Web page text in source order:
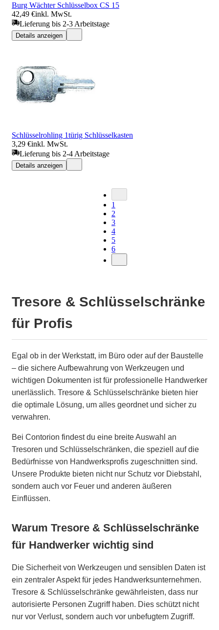
Burg Wächter Schlüsselbox CS 15
42,49 €inkl. MwSt.
Lieferung bis 2-3 Arbeitstage
Details anzeigen
Schlüsselrohling 1türig Schlüsselkasten
3,29 €inkl. MwSt.
Lieferung bis 2-4 Arbeitstage
Details anzeigen
1
2
3
4
5
6
Tresore & Schlüsselschränke
für Profis
Egal ob in der Werkstatt, im Büro oder auf der Baustelle
– die sichere Aufbewahrung von Werkzeugen und
wichtigen Dokumenten ist für professionelle Handwerker
unerlässlich. Tresore & Schlüsselschränke bieten hier
die optimale Lösung, um alles geordnet und sicher zu
verwahren.
Bei Contorion findest du eine breite Auswahl an
Tresoren und Schlüsselschränken, die speziell auf die
Bedürfnisse von Handwerksprofis zugeschnitten sind.
Unsere Produkte bieten nicht nur Schutz vor Diebstahl,
sondern auch vor Feuer und anderen äußeren
Einflüssen.
Warum Tresore & Schlüsselschränke
für Handwerker wichtig sind
Die Sicherheit von Werkzeugen und sensiblen Daten ist
ein zentraler Aspekt für jedes Handwerksunternehmen.
Tresore & Schlüsselschränke gewährleisten, dass nur
autorisierte Personen Zugriff haben. Dies schützt nicht
nur vor Verlust, sondern auch vor unbefugtem Zugriff.